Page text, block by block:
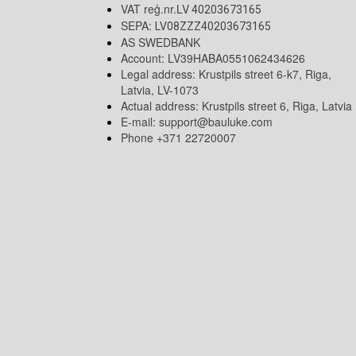
VAT reģ.nr.LV40203673165
SEPA: LV08ZZZ40203673165
AS SWEDBANK
Account: LV39HABA0551062434626
Legal address: Krustpils street 6-k7, Riga,
Latvia, LV-1073
Actual address: Krustpils street 6, Riga, Latvia
E-mail: support@bauluke.com
Phone +371 22720007